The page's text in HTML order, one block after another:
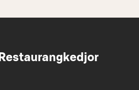
Restaurangkedjor